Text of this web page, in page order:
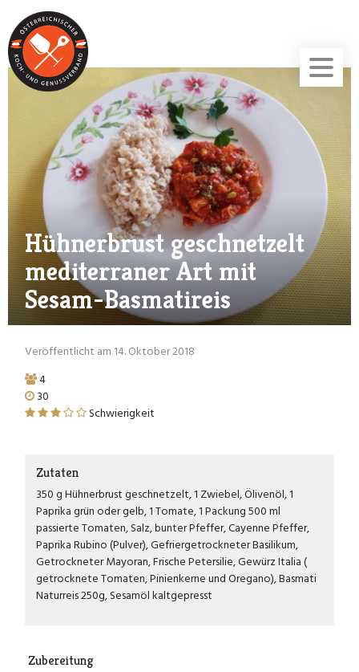
Hühnerbrust geschnetzelt
mediterraner Art mit
Sesam-Basmatireis
Veröffentlicht am 14. Oktober 2018
4
30
Schwierigkeit
Zutaten
350 g Hühnerbrust geschnetzelt, 1 Zwiebel, Ölivenöl, 1
Paprika grün oder gelb, 1 Tomate, 1 Packung 500 ml
passierte Tomaten, Salz, bunter Pfeffer, Cayenne Pfeffer,
Paprika Rubino (Pulver), Gefriergetrockneter Basilikum,
Getrockneter Mayoran, Frische Petersilie, Gewürz Italia (
getrocknete Tomaten, Pinienkerne und Oregano), Basmati
Naturreis 250g, Sesamöl kaltgepresst
Zubereitung